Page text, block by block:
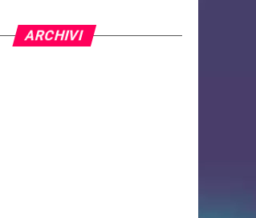
ARCHIVI